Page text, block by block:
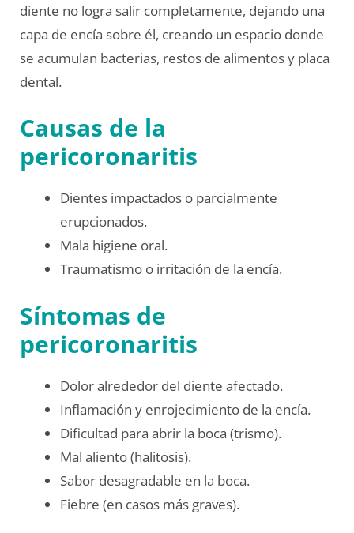
diente no logra salir completamente, dejando una
capa de encía sobre él, creando un espacio donde
se acumulan bacterias, restos de alimentos y placa
dental.
Causas de la
pericoronaritis
Dientes impactados o parcialmente
erupcionados.
Mala higiene oral.
Traumatismo o irritación de la encía.
Síntomas de
pericoronaritis
Dolor alrededor del diente afectado.
Inflamación y enrojecimiento de la encía.
Dificultad para abrir la boca (trismo).
Mal aliento (halitosis).
Sabor desagradable en la boca.
Fiebre (en casos más graves).